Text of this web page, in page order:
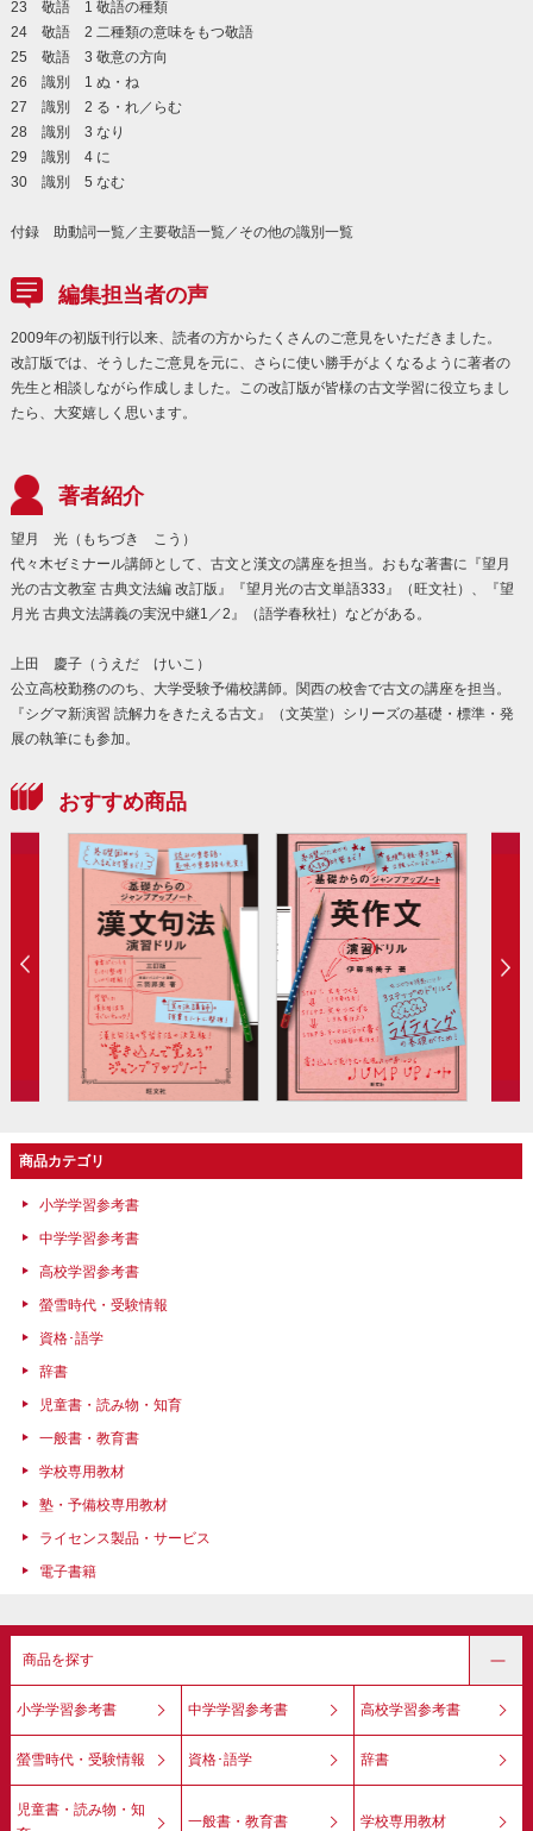
23 敬語 1 敬語の種類
24 敬語 2 二種類の意味をもつ敬語
25 敬語 3 敬意の方向
26 識別 1 ぬ・ね
27 識別 2 る・れ／らむ
28 識別 3 なり
29 識別 4 に
30 識別 5 なむ
付録 助動詞一覧／主要敬語一覧／その他の識別一覧
編集担当者の声
2009年の初版刊行以来、読者の方からたくさんのご意見をいただきました。
改訂版では、そうしたご意見を元に、さらに使い勝手がよくなるように著者の
先生と相談しながら作成しました。この改訂版が皆様の古文学習に役立ちまし
たら、大変嬉しく思います。
著者紹介
望月 光（もちづき こう）
代々木ゼミナール講師として、古文と漢文の講座を担当。おもな著書に『望月
光の古文教室 古典文法編 改訂版』『望月光の古文単語333』（旺文社）、『望
月光 古典文法講義の実況中継1／2』（語学春秋社）などがある。
上田 慶子（うえだ けいこ）
公立高校勤務ののち、大学受験予備校講師。関西の校舎で古文の講座を担当。
『シグマ新演習 読解力をきたえる古文』（文英堂）シリーズの基礎・標準・発
展の執筆にも参加。
おすすめ商品
商品カテゴリ
小学学習参考書
中学学習参考書
高校学習参考書
螢雪時代・受験情報
資格･語学
辞書
児童書・読み物・知育
一般書・教育書
学校専用教材
塾・予備校専用教材
ライセンス製品・サービス
電子書籍
商品を探す
小学学習参考書 中学学習参考書 高校学習参考書
螢雪時代・受験情報 資格･語学 辞書
児童書・読み物・知
一般書・教育書 学校専用教材